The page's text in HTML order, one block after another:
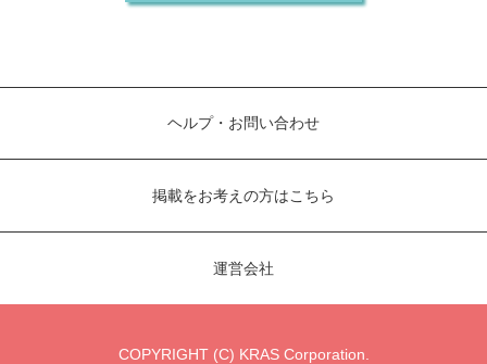
ヘルプ・お問い合わせ
掲載をお考えの方はこちら
運営会社
COPYRIGHT (C) KRAS Corporation.